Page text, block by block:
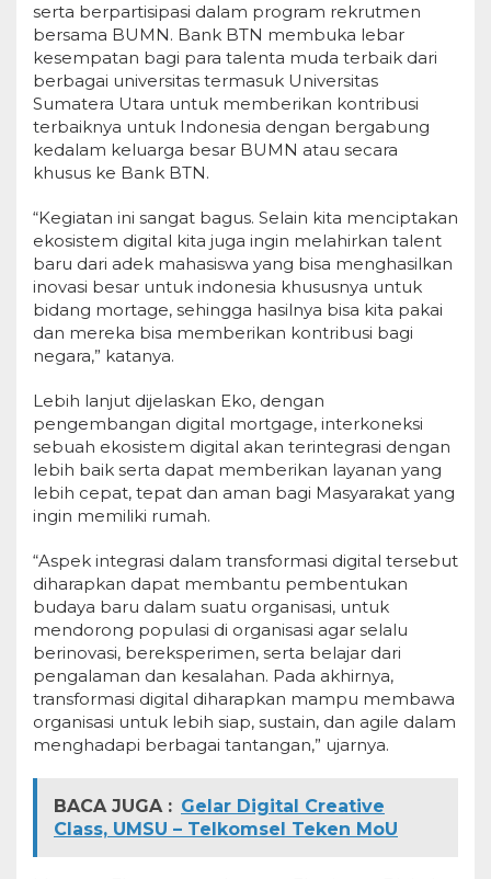
serta berpartisipasi dalam program rekrutmen
bersama BUMN. Bank BTN membuka lebar
kesempatan bagi para talenta muda terbaik dari
berbagai universitas termasuk Universitas
Sumatera Utara untuk memberikan kontribusi
terbaiknya untuk Indonesia dengan bergabung
kedalam keluarga besar BUMN atau secara
khusus ke Bank BTN.
“Kegiatan ini sangat bagus. Selain kita menciptakan
ekosistem digital kita juga ingin melahirkan talent
baru dari adek mahasiswa yang bisa menghasilkan
inovasi besar untuk indonesia khususnya untuk
bidang mortage, sehingga hasilnya bisa kita pakai
dan mereka bisa memberikan kontribusi bagi
negara,” katanya.
Lebih lanjut dijelaskan Eko, dengan
pengembangan digital mortgage, interkoneksi
sebuah ekosistem digital akan terintegrasi dengan
lebih baik serta dapat memberikan layanan yang
lebih cepat, tepat dan aman bagi Masyarakat yang
ingin memiliki rumah.
“Aspek integrasi dalam transformasi digital tersebut
diharapkan dapat membantu pembentukan
budaya baru dalam suatu organisasi, untuk
mendorong populasi di organisasi agar selalu
berinovasi, bereksperimen, serta belajar dari
pengalaman dan kesalahan. Pada akhirnya,
transformasi digital diharapkan mampu membawa
organisasi untuk lebih siap, sustain, dan agile dalam
menghadapi berbagai tantangan,” ujarnya.
BACA JUGA : Gelar Digital Creative
Class, UMSU – Telkomsel Teken MoU